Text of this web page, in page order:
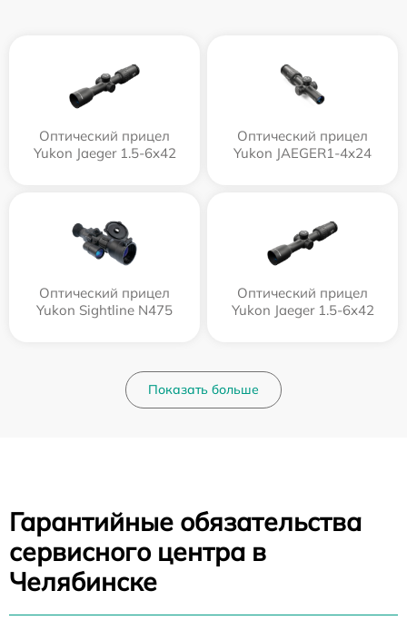
Оптический прицел
Yukon Jaeger 1.5-6x42
Оптический прицел
Yukon JAEGER1-4x24
Оптический прицел
Yukon Sightline N475
Оптический прицел
Yukon Jaeger 1.5-6x42
Показать больше
Гарантийные обязательства
сервисного центра в
Челябинске